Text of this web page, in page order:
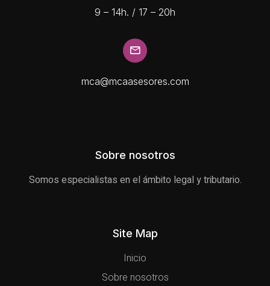
9 – 14h. / 17 – 20h
mca@mcaasesores.com
Sobre nosotros
Somos especialistas en el ámbito legal y tributario.
Site Map
Inicio
Sobre nosotros